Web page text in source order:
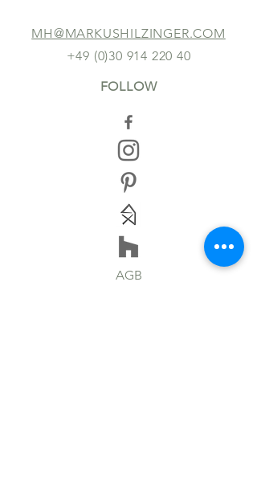
MH@MARKUSHILZINGER.COM
+49 (0)30 914 220 40
FOLLOW
AGB